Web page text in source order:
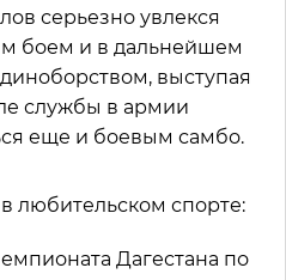
серьезно увлекся
боем и в дальнейшем
выступая
службы в армии
еще и боевым самбо.
любительском спорте:
Дагестана по